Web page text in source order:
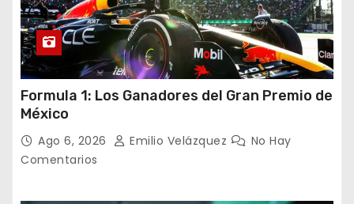
Formula 1: Los Ganadores del Gran Premio de
México
Ago 6, 2026 Emilio Velázquez
No Hay
Comentarios